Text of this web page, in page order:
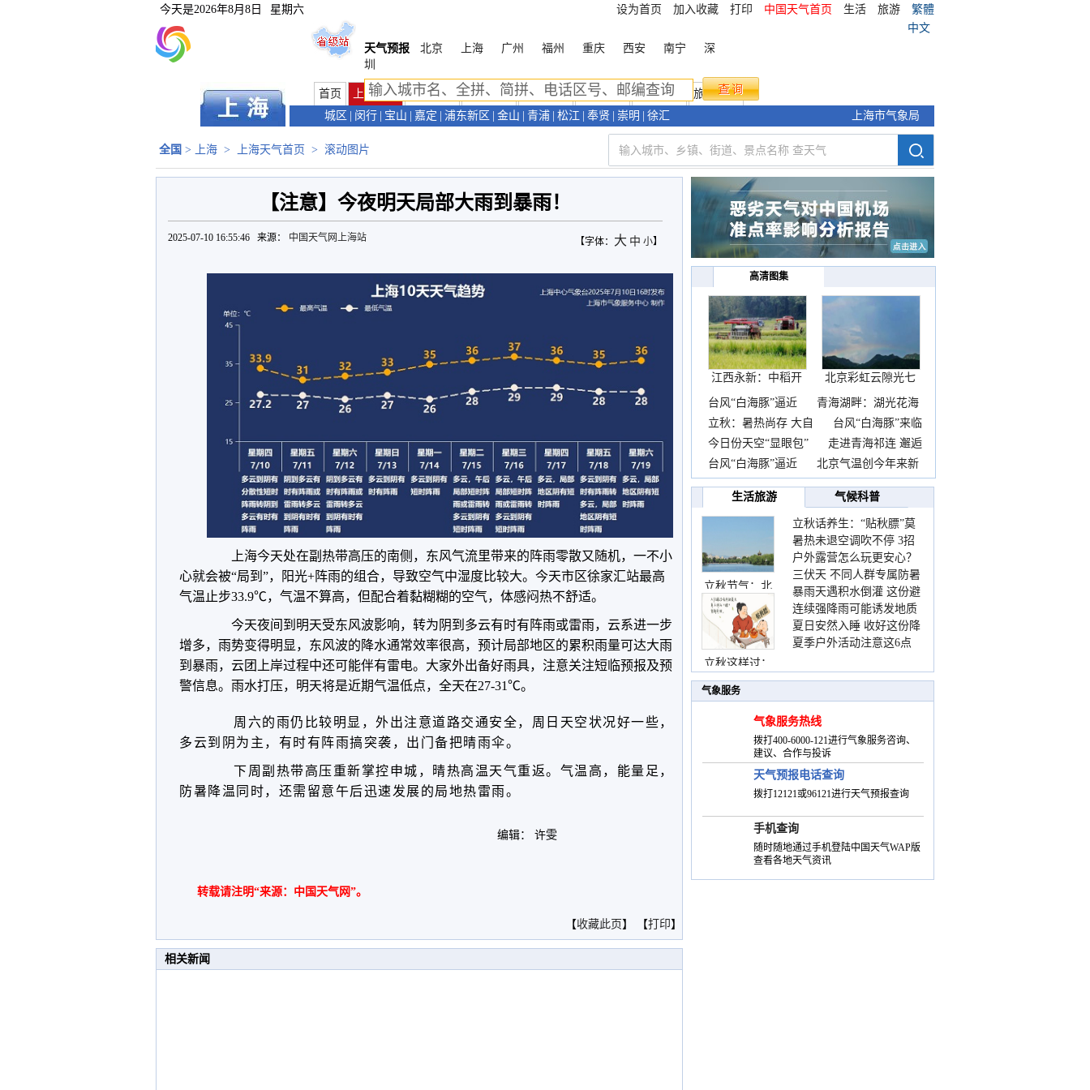
今天是2026年8月8日 星期六 设为首页 加入收藏 打印 中国天气首页 生活 旅游
繁體
中文
天气预报
北京 上海 广州 福州 重庆 西安 南宁
深
圳
首页 上海首页 天气预报 天气预警 新闻资讯 天气视频 环境气象
旅游气象
城区
闵行 宝山 嘉定 浦东新区 金山 青浦 松江 奉贤 崇明 徐汇 上海市气象局
全国 > 上海 > 上海天气首页 > 滚动图片
【注意】今夜明天局部大雨到暴雨！
【字体： 大 中 小】
2025-07-10 16:55:46 来源： 中国天气网上海站
上海今天处在副热带高压的南侧，东风气流里带来的阵雨零散又随机，一不小
心就会被“局到”，阳光+阵雨的组合，导致空气中湿度比较大。今天市区徐家汇站最高
气温止步33.9℃，气温不算高，但配合着黏糊糊的空气，体感闷热不舒适。
今天夜间到明天受东风波影响，转为阴到多云有时有阵雨或雷雨，云系进一步
增多，雨势变得明显，东风波的降水通常效率很高，预计局部地区的累积雨量可达大雨
到暴雨，云团上岸过程中还可能伴有雷电。大家外出备好雨具，注意关注短临预报及预
警信息。雨水打压，明天将是近期气温低点，全天在27-31℃。
周六的雨仍比较明显，外出注意道路交通安全，周日天空状况好一些，
多云到阴为主，有时有阵雨搞突袭，出门备把晴雨伞。
下周副热带高压重新掌控申城，晴热高温天气重返。气温高，能量足，
防暑降温同时，还需留意午后迅速发展的局地热雷雨。
编辑： 许雯
转载请注明“来源：中国天气网”。
【收藏此页 】 【打印】
相关新闻
高清图集
江西永新：中稻开
镰抢
北京彩虹云隙光七
彩云
台风“白海豚”逼近
青海湖畔：湖光花海
长
立秋：暑热尚存 大自
台风“白海豚”来临
前
今日份天空“显眼包”
走进青海祁连 邂逅
一
台风“白海豚”逼近
北京气温创今年来新
高
生活旅游
气候科普
立秋节气：北
立秋这样过：
立秋话养生：“贴秋膘”莫
着急 先清暑再防燥
暑热未退空调吹不停 3招
护住肩颈不酸痛
户外露营怎么玩更安心？
这份攻略请收好
三伏天 不同人群专属防暑
要点请收好
暴雨天遇积水倒灌 这份避
险提示请收好
连续强降雨可能诱发地质
灾害 这些前兆要知道
夏日安然入睡 收好这份降
温小贴士
夏季户外活动注意这6点
气象服务
气象服务热线
拨打400-6000-121进行气象服务咨询、
建议、合作与投诉
天气预报电话查询
拨打12121或96121进行天气预报查询
手机查询
随时随地通过手机登陆中国天气WAP版
查看各地天气资讯